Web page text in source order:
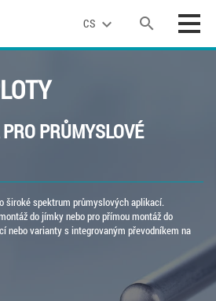
CS expand_more search
PRŮMYSLOVÉ
široké spektrum průmyslových aplikací.
do jímky nebo pro přímou montáž do
nebo varianty s integrovaným převodníkem na